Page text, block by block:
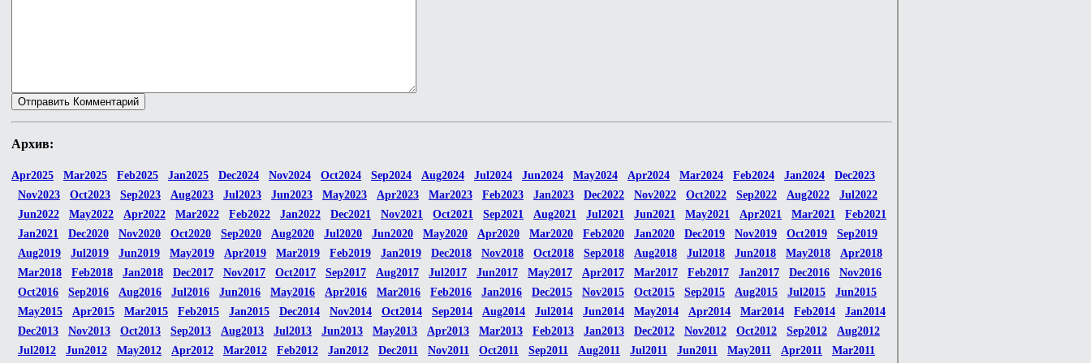
Архив:
Apr2025 Mar2025 Feb2025 Jan2025 Dec2024 Nov2024 Oct2024 Sep2024 Aug2024 Jul2024 Jun2024 May2024 Apr2024 Mar2024 Feb2024 Jan2024
Dec2023
Nov2023
Oct2023 Sep2023 Aug2023 Jul2023 Jun2023 May2023 Apr2023 Mar2023 Feb2023 Jan2023 Dec2022 Nov2022 Oct2022 Sep2022 Aug2022
Jul2022
Jun2022
May2022 Apr2022 Mar2022 Feb2022 Jan2022 Dec2021 Nov2021 Oct2021 Sep2021 Aug2021 Jul2021 Jun2021 May2021 Apr2021 Mar2021
Feb2021
Jan2021
Dec2020 Nov2020 Oct2020 Sep2020 Aug2020 Jul2020 Jun2020 May2020 Apr2020 Mar2020 Feb2020 Jan2020 Dec2019 Nov2019 Oct2019
Sep2019
Aug2019
Jul2019 Jun2019 May2019 Apr2019 Mar2019 Feb2019 Jan2019 Dec2018 Nov2018 Oct2018 Sep2018 Aug2018 Jul2018 Jun2018 May2018
Apr2018
Mar2018
Feb2018 Jan2018 Dec2017 Nov2017 Oct2017 Sep2017 Aug2017 Jul2017 Jun2017 May2017 Apr2017 Mar2017 Feb2017 Jan2017 Dec2016
Nov2016
Oct2016
Sep2016 Aug2016 Jul2016 Jun2016 May2016 Apr2016 Mar2016 Feb2016 Jan2016 Dec2015 Nov2015 Oct2015 Sep2015 Aug2015 Jul2015
Jun2015
May2015
Apr2015 Mar2015 Feb2015 Jan2015 Dec2014 Nov2014 Oct2014 Sep2014 Aug2014 Jul2014 Jun2014 May2014 Apr2014 Mar2014 Feb2014
Jan2014
Dec2013
Nov2013 Oct2013 Sep2013 Aug2013 Jul2013 Jun2013 May2013 Apr2013 Mar2013 Feb2013 Jan2013 Dec2012 Nov2012 Oct2012 Sep2012
Aug2012
Jul2012
Jun2012 May2012 Apr2012 Mar2012 Feb2012 Jan2012 Dec2011 Nov2011 Oct2011 Sep2011 Aug2011 Jul2011 Jun2011 May2011 Apr2011 Mar2011